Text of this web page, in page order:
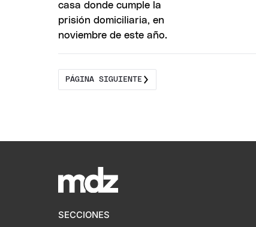
PÁGINA SIGUIENTE
SECCIONES